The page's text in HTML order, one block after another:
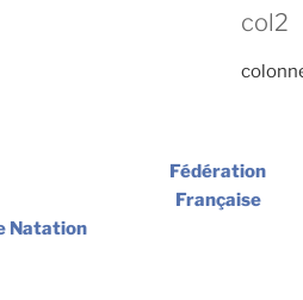
col2
Fédération
Française
Natation